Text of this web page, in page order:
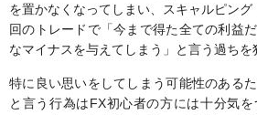
を置かなくなってしまい、スキャルピン
回のトレードで「今まで得た全ての利益
なマイナスを与えてしまう」と言う過ちを
特に良い思いをしてしまう可能性のある
と言う行為はFX初心者の方には十分気